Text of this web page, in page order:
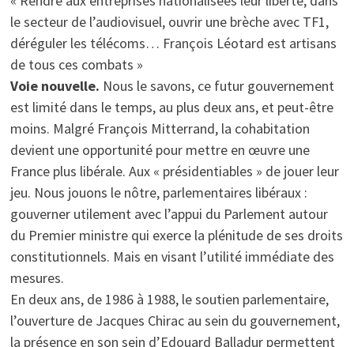
le secteur de l’audiovisuel, ouvrir une brèche avec TF1,
déréguler les télécoms… François Léotard est artisans
de tous ces combats »
Voie nouvelle. Nous le savons, ce futur gouvernement
est limité dans le temps, au plus deux ans, et peut-être
moins. Malgré François Mitterrand, la cohabitation
devient une opportunité pour mettre en œuvre une
France plus libérale. Aux « présidentiables » de jouer leur
jeu. Nous jouons le nôtre, parlementaires libéraux :
gouverner utilement avec l’appui du Parlement autour
du Premier ministre qui exerce la plénitude de ses droits
constitutionnels. Mais en visant l’utilité immédiate des
mesures.
En deux ans, de 1986 à 1988, le soutien parlementaire,
l’ouverture de Jacques Chirac au sein du gouvernement,
la présence en son sein d’Edouard Balladur permettent